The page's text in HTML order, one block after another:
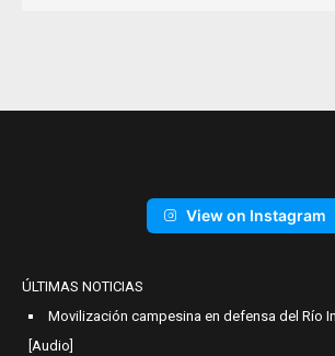
View on Instagram
ÚLTIMAS NOTICIAS
Movilización campesina en defensa del Río
[Audio]